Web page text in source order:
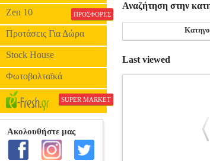
Zen 10 ΠΡΟΣΦΟΡΕΣ
Προτάσεις Για Δώρα
Stock House
Φωτοβολταϊκά
SUPER MARKET
Αναζήτηση στην
Last viewed